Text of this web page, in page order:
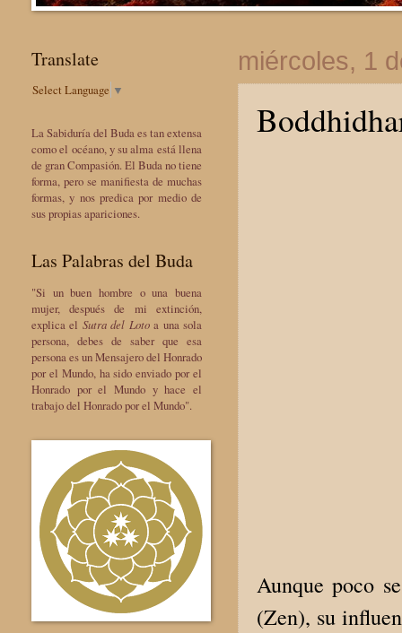
miércoles, 1
Aunque poco
(Zen), su
Translate
Select Language ▼
La Sabiduría del Buda es tan extensa
como el océano, y su alma está llena
de gran Compasión. El Buda no tiene
forma, pero se manifiesta de muchas
formas, y nos predica por medio de
sus propias apariciones.
Las Palabras del Buda
"Si un buen hombre o una buena
mujer, después de mi extinción,
explica el Sutra del Lotoa una sola
persona, debes de saber que esa
persona es un Mensajero del Honrado
por el Mundo, ha sido enviado por el
Honrado por el Mundo y hace el
trabajo del Honrado por el Mundo".